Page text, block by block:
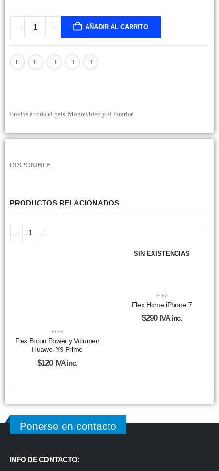
AÑADIR AL CARRITO
Envíos a todo el país, Montevideo y el interior.
DISPONIBLE
PRODUCTOS RELACIONADOS
FLEX
Flex Boton Power y Volumen
Huawei Y9 Prime
$120 IVA inc.
SIN EXISTENCIAS
FLEX
Flex Home iPhone 7
$290 IVA inc.
Ponerse en contacto
INFO DE CONTACTO: